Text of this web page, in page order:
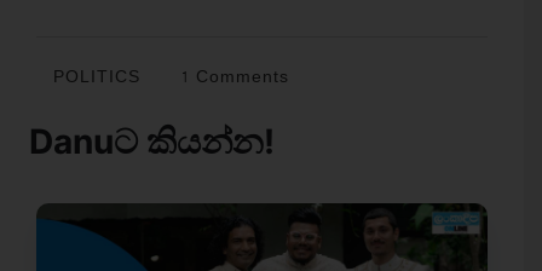
POLITICS 1 Comments